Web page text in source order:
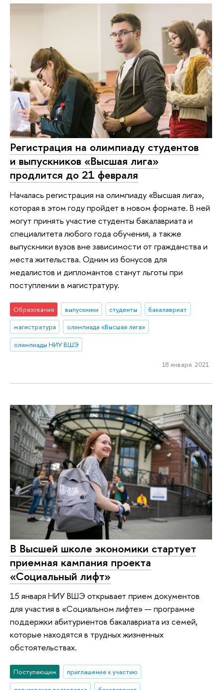
Регистрация на олимпиаду студентов
и выпускников «Высшая лига»
продлится до 21 февраля
Началась регистрация на олимпиаду «Высшая лига»,
которая в этом году пройдет в новом формате. В ней
могут принять участие студенты бакалавриата и
специалитета любого года обучения, а также
выпускники вузов вне зависимости от гражданства и
места жительства. Одним из бонусов для
медалистов и дипломантов станут льготы при
поступлении в магистратуру.
Образование выпускники студенты
бакалавриат
магистратура
олимпиада «Высшая лига»
олимпиады НИУ ВШЭ
18 января 2021
В Высшей школе экономики стартует
приемная кампания проекта
«Социальный лифт»
15 января НИУ ВШЭ открывает прием документов
для участия в «Социальном лифте» — программе
поддержки абитуриентов бакалавриата из семей,
которые находятся в трудных жизненных
обстоятельствах.
Поступающим
приглашение к участию